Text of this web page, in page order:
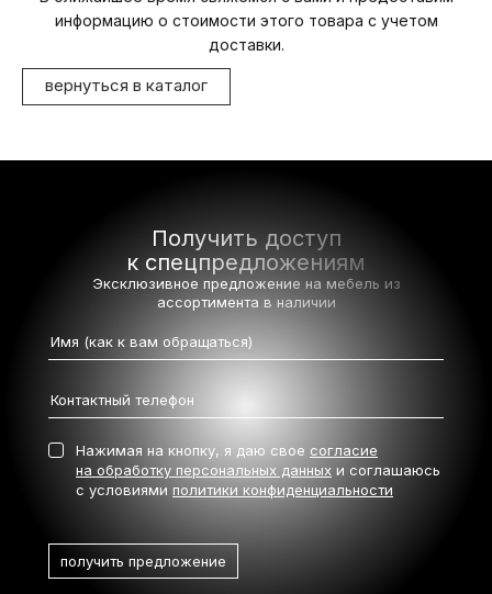
информацию о стоимости этого товара с учетом
доставки.
вернуться в каталог
Получить доступ
к спецпредложениям
Эксклюзивное предложение на мебель из
ассортимента в наличии
Нажимая на кнопку, я даю свое согласие
на обработку персональных данных и соглашаюсь
с условиями политики конфиденциальности